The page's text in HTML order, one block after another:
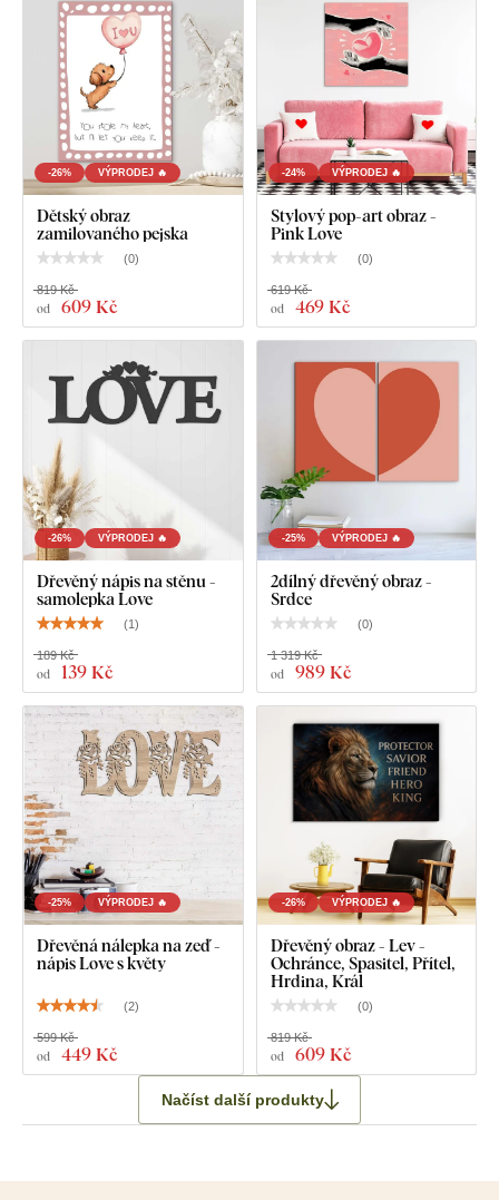
Co najdete v balení?
Moderní obraz s nápisem - Love is everywhere
Předem namontovaný háček / háčky na druhé straně
Přehledný návod na montáž
-26% VÝPRODEJ 🔥
Dětský obraz
zamilovaného pejska
(0)
od 609 Kč
819 Kč
-24% VÝPRODEJ 🔥
Stylový pop-art obraz -
Pink Love
(0)
od 469 Kč
619 Kč
-26% VÝPRODEJ 🔥
Dřevěný nápis na stěnu -
samolepka Love
(1)
od 139 Kč
189 Kč
-25% VÝPRODEJ 🔥
2dílný dřevěný obraz -
Srdce
(0)
od 989 Kč
1 319 Kč
-25% VÝPRODEJ 🔥
Dřevěná nálepka na zeď -
nápis Love s květy
(2)
od 449 Kč
599 Kč
-26% VÝPRODEJ 🔥
Dřevěný obraz - Lev -
Ochránce, Spasitel, Přítel,
Hrdina, Král
(0)
od 609 Kč
819 Kč
Načíst další produkty